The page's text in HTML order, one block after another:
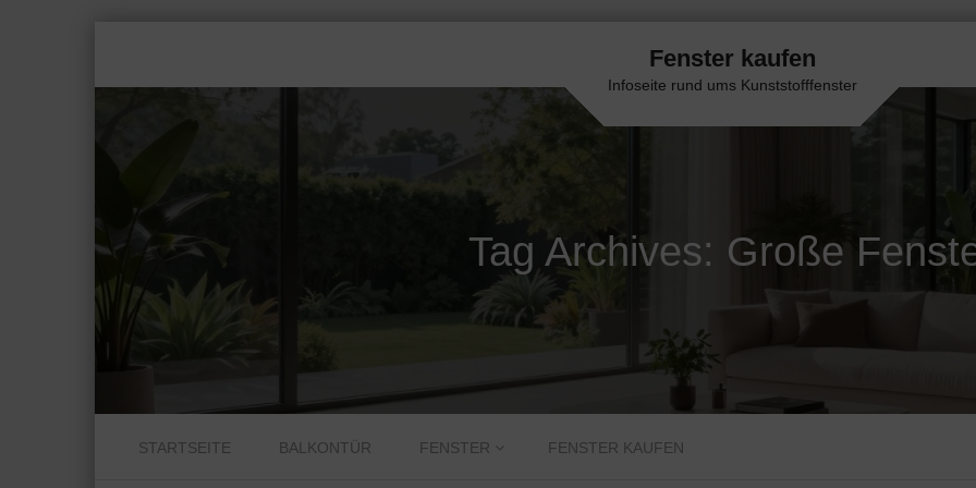
Fenster kaufen
Infoseite rund ums Kunststofffenster
Tag Archives: Große
MenuSTARTSEITE
BALKONTÜR FENSTER FENSTER KAUFEN